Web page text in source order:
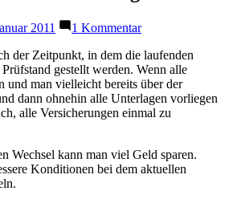
2011 1 Kommentarzu
finden
der Zeitpunkt, in dem die laufenden
gestellt werden. Wenn alle
und man vielleicht bereits über der
dann ohnehin alle Unterlagen vorliegen
alle Versicherungen einmal zu
Wechsel kann man viel Geld sparen.
Konditionen bei dem aktuellen